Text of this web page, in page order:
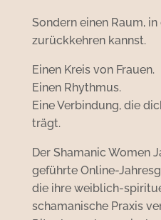
Sondern einen Raum, in
zurückkehren kannst.
Einen Kreis von Frauen.
Einen Rhythmus.
Eine Verbindung, die
trägt.
Der Shamanic Women
geführte Online-
die ihre weiblich-
schamanische Praxis